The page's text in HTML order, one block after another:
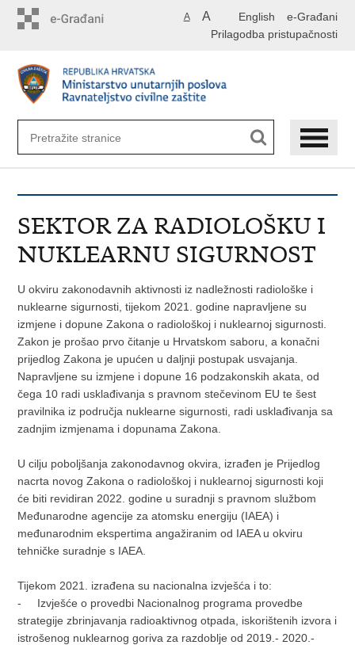
English e-Građani
A A
Prilagodba pristupačnosti
SEKTOR ZA RADIOLOŠKU I
NUKLEARNU SIGURNOST
U okviru zakonodavnih aktivnosti iz nadležnosti radiološke i
nuklearne sigurnosti, tijekom 2021. godine napravljene su
izmjene i dopune Zakona o radiološkoj i nuklearnoj sigurnosti.
Zakon je prošao prvo čitanje u Hrvatskom saboru, a konačni
prijedlog Zakona je upućen u daljnji postupak usvajanja.
Napravljene su izmjene i dopune 16 podzakonskih akata, od
čega 10 radi usklađivanja s pravnom stečevinom EU te šest
pravilnika iz područja nuklearne sigurnosti, radi usklađivanja sa
zadnjim izmjenama i dopunama Zakona.
U cilju poboljšanja zakonodavnog okvira, izrađen je Prijedlog
nacrta novog Zakona o radiološkoj i nuklearnoj sigurnosti koji
će biti revidiran 2022. godine u suradnji s pravnom službom
Međunarodne agencije za atomsku energiju (IAEA) i
međunarodnim ekspertima angažiranim od IAEA u okviru
tehničke suradnje s IAEA.
Tijekom 2021. izrađena su nacionalna izvješća i to:
- Izvješće o provedbi Nacionalnog programa provedbe
strategije zbrinjavanja radioaktivnog otpada, iskorištenih izvora i
istrošenog nuklearnog goriva za razdoblje od 2019.- 2020.-